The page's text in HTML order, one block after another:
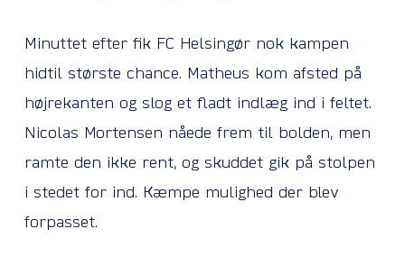
Minuttet efter fik FC Helsingør nok kampen
hidtil største chance. Matheus kom afsted på
højrekanten og slog et fladt indlæg ind i feltet.
Nicolas Mortensen nåede frem til bolden, men
ramte den ikke rent, og skuddet gik på stolpen
i stedet for ind. Kæmpe mulighed der blev
forpasset.